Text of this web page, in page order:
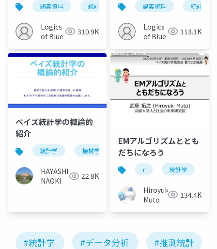
講義資料 統計学
Logics
of Blue
310.9K
講義資料 統計学
Logics
of Blue
113.1K
ベイズ統計学の概論的
紹介
統計学 機械学習 ベイズ
HAYASHI
NAOKI
22.8K
EMアルゴリズムととも
だちになろう
r 統計学
Hiroyuki
Muto
134.4K
#統計学 #データ分析 #推測統計